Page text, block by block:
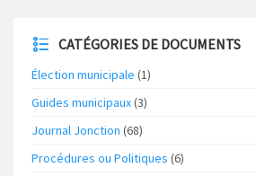
CATÉGORIES DE DOCUMENTS
Élection municipale (1)
Guides municipaux(3)
Journal Jonction (68)
Procédures ou Politiques (6)